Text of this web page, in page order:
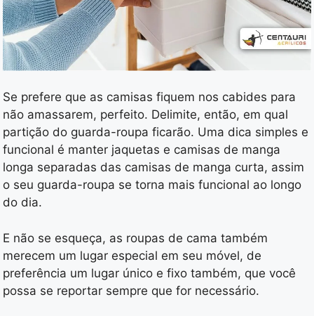
Se prefere que as camisas fiquem nos cabides para
não amassarem, perfeito. Delimite, então, em qual
partição do guarda-roupa ficarão. Uma dica simples e
funcional é manter jaquetas e camisas de manga
longa separadas das camisas de manga curta, assim
o seu guarda-roupa se torna mais funcional ao longo
do dia.
E não se esqueça, as roupas de cama também
merecem um lugar especial em seu móvel, de
preferência um lugar único e fixo também, que você
possa se reportar sempre que for necessário.